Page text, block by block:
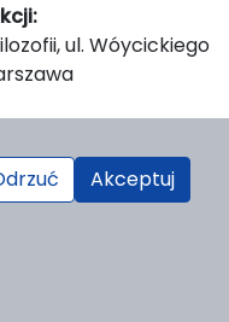
ul. Wóycickiego
Dewajtis 5, domek
Akceptuj